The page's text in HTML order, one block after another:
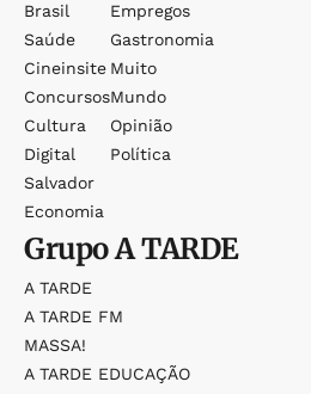
Brasil
Saúde
Cineinsite
Concursos
Cultura
Digital
Salvador
Economia
Empregos
Gastronomia
Muito
Mundo
Opinião
Política
GrupoA TARDE
A TARDE
A TARDE FM
MASSA!
A TARDE EDUCAÇÃO